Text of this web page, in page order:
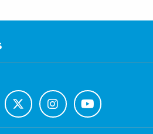
Ga
naar
Twitter
Ga
naar
Instagram
Ga
naar
Youtube